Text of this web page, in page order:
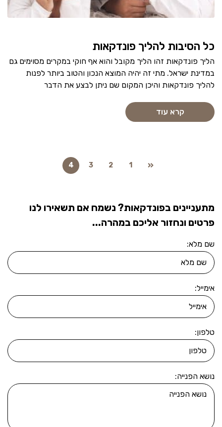
כל הסיבות להליך פונדקאות
הליך פונדקאות זהו הליך מקובל והוא אף חוקי במקרים מסוימים גם
במדינת ישראל. מתי זה יהיה המוצא הנכון והטוב ביותר לפנות
להליך פונדקאות והיכן המקום שם ניתן לבצע את הדבר
קרא עוד
1
2
3
4
מתעניינים בפונדקאות? נשמח אם תשאירו לנו
פרטים ונחזור אליכם במהרה...
שם מלא:
אימייל:
טלפון:
נושא הפנייה: